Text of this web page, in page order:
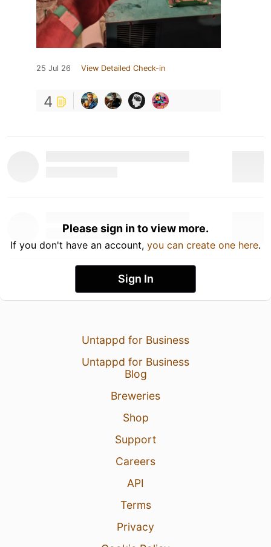
25 Jul 26 View Detailed Check-in
4
Please sign in to view more.
If you don't have an account, you can create one here.
Sign In
Untappd for Business
Untappd for Business
Blog
Breweries
Shop
Support
Careers
API
Terms
Privacy